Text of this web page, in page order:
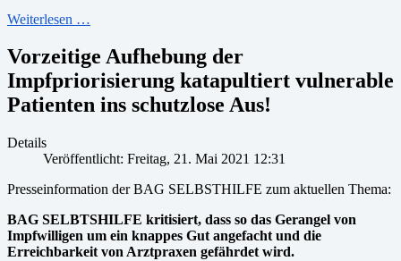
Weiterlesen …
Vorzeitige Aufhebung der
Impfpriorisierung katapultiert vulnerable
Patienten ins schutzlose Aus!
Details
Veröffentlicht: Freitag, 21. Mai 2021 12:31
Presseinformation der BAG SELBSTHILFE zum aktuellen Thema:
BAG SELBTSHILFE kritisiert, dass so das Gerangel von
Impfwilligen um ein knappes Gut angefacht und die
Erreichbarkeit von Arztpraxen gefährdet wird.